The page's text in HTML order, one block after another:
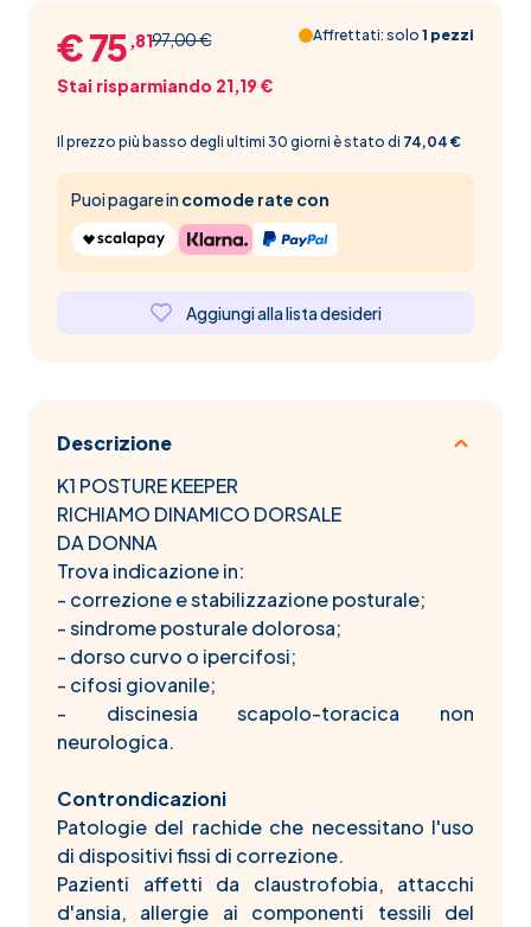
97,00 €
€ 75 ,81
Stai risparmiando 21,19 €
Affrettati: solo 1 pezzi
Il prezzo più basso degli ultimi 30 giorni è stato di 74,04 €
Puoi pagare incomode rate con
Aggiungi alla lista desideri
Descrizione
K1 POSTURE KEEPER
RICHIAMO DINAMICO DORSALE
DA DONNA
Trova indicazione in:
- correzione e stabilizzazione posturale;
- sindrome posturale dolorosa;
- dorso curvo o ipercifosi;
- cifosi giovanile;
- discinesia scapolo-toracica non
neurologica.
Controndicazioni
Patologie del rachide che necessitano l'uso
di dispositivi fissi di correzione.
Pazienti affetti da claustrofobia, attacchi
d'ansia, allergie ai componenti tessili del